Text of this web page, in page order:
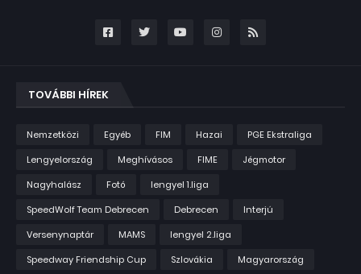
TOVÁBBI HÍREK
Nemzetközi Egyéb FIM Hazai
PGE Ekstraliga
Lengyelország
Meghívásos FIME
Jégmotor
Nagyhalász
Fotó
lengyel 1.liga
SpeedWolf Team Debrecen
Debrecen
Interjú
Versenynaptár
MAMS
lengyel 2.liga
Speedway Friendship Cup
Szlovákia
Magyarország